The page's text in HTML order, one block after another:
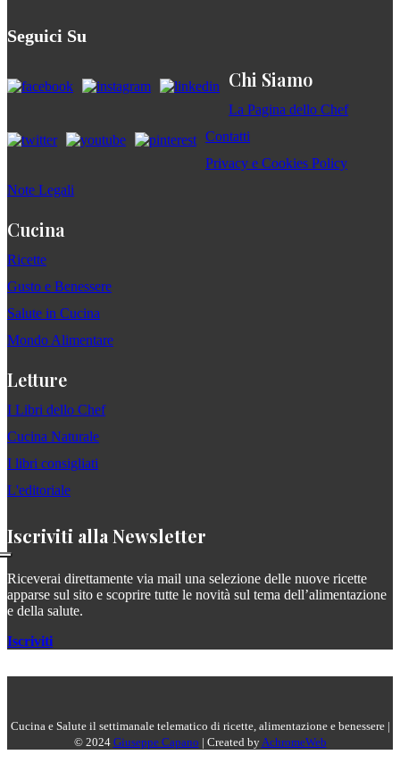
Seguici Su
Chi Siamo
La Pagina dello Chef
Contatti
Privacy e Cookies Policy
Note Legali
Cucina
Ricette
Gusto e Benessere
Salute in Cucina
Mondo Alimentare
Letture
I Libri dello Chef
Cucina Naturale
I libri consigliati
L'editoriale
Iscriviti alla Newsletter
Riceverai direttamente via mail una selezione delle nuove ricette
apparse sul sito e scoprire tutte le novità sul tema dell’alimentazione
e della salute.
Iscriviti
Cucina e Salute il settimanale telematico di ricette, alimentazione e benessere |
© 2024 Giuseppe Capano | Created byAchromeWeb